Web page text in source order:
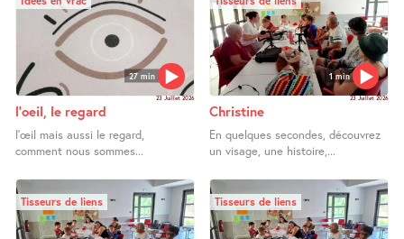
27 min
23 Juillet 2026
l’oeil, le regard
l’œil mais aussi le regard,
comment nous sommes...
1 min
23 Juillet 2026
Christine
En quelques secondes, découvrez
un visage, une histoire,...
Tisseurs de liens Tisseurs de liens